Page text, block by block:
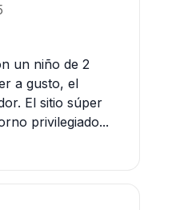
un niño de 2
a gusto, el
El sitio súper
privilegiado...